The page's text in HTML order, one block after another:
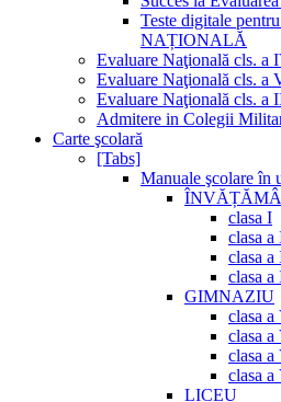
Teste digitale
NAȚIONALĂ
Evaluare Naţională cls. a
Evaluare Naţională cls. a
Evaluare Naţională cls. a
Admitere in Colegii
Carte şcolară
[Tabs]
Manuale şcolare în
clasa I
clasa a
clasa a
clasa a
GIMNAZIU
clasa a
clasa a
clasa
clasa
LICEU